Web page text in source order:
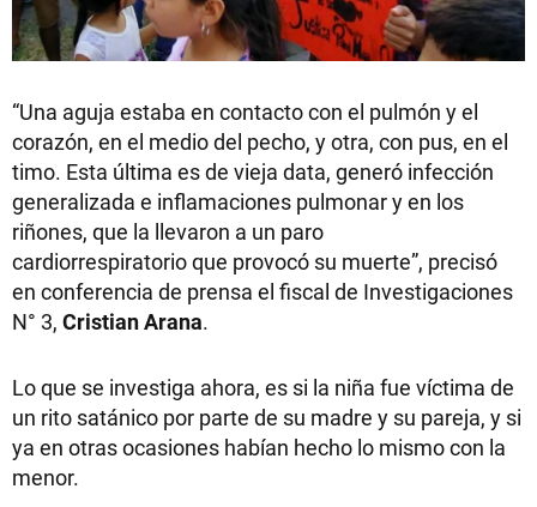
“Una aguja estaba en contacto con el pulmón y el
corazón, en el medio del pecho, y otra, con pus, en el
timo. Esta última es de vieja data, generó infección
generalizada e inflamaciones pulmonar y en los
riñones, que la llevaron a un paro
cardiorrespiratorio que provocó su muerte”, precisó
en conferencia de prensa el fiscal de Investigaciones
N° 3, Cristian Arana.
Lo que se investiga ahora, es si la niña fue víctima de
un rito satánico por parte de su madre y su pareja, y si
ya en otras ocasiones habían hecho lo mismo con la
menor.